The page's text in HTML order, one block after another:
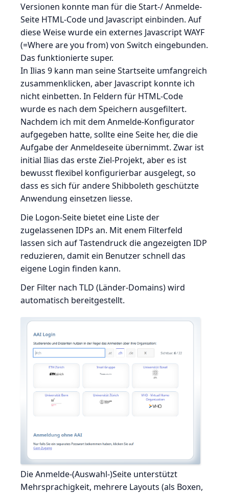
Versionen konnte man für die Start-/ Anmelde-
Seite HTML-Code und Javascript einbinden. Auf
diese Weise wurde ein externes Javascript WAYF
(=Where are you from) von Switch eingebunden.
Das funktionierte super.
In Ilias 9 kann man seine Startseite umfangreich
zusammenklicken, aber Javascript konnte ich
nicht einbetten. In Feldern für HTML-Code
wurde es nach dem Speichern ausgefiltert.
Nachdem ich mit dem Anmelde-Konfigurator
aufgegeben hatte, sollte eine Seite her, die die
Aufgabe der Anmeldeseite übernimmt. Zwar ist
initial Ilias das erste Ziel-Projekt, aber es ist
bewusst flexibel konfigurierbar ausgelegt, so
dass es sich für andere Shibboleth geschützte
Anwendung einsetzen liesse.
Die Logon-Seite bietet eine Liste der
zugelassenen IDPs an. Mit enem Filterfeld
lassen sich auf Tastendruck die angezeigten IDP
reduzieren, damit ein Benutzer schnell das
eigene Login finden kann.
Der Filter nach TLD (Länder-Domains) wird
automatisch bereitgestellt.
Die Anmelde-(Auswahl-)Seite unterstützt
Mehrsprachigkeit, mehrere Layouts (als Boxen,